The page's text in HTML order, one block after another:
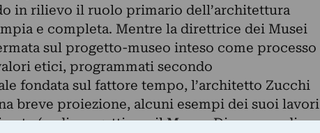
in rilievo il ruolo primario dell’architettura
e completa. Mentre la direttrice dei Musei
sul progetto-museo inteso come processo
etici, programmati secondo
fondata sul fattore tempo, l’architetto Zucchi
breve proiezione, alcuni esempi dei suoi
(vedi progetti per il Museo Diocesano di